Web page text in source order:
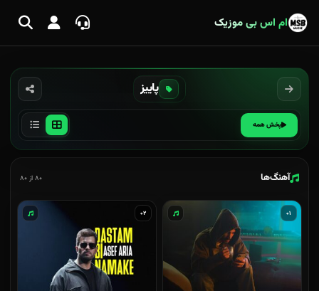
ام اس بی موزیک
پاییز
پخش همه
آهنگ‌ها ۸۰ از ۸۰
۰۱ ۰۲